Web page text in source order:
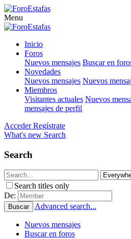
Menu
Inicio
Foros
Nuevos mensajes Buscar en
Novedades
Nuevos mensajes Nuevos
Miembros
Visitantes actuales Nuevos
mensajes de perfil
Acceder Regístrate
What's new Search
Search
Search titles only
De:
Buscar Advanced search...
Nuevos mensajes
Buscar en foros